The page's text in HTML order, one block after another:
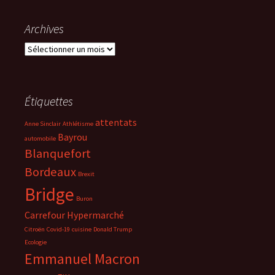
Archives
Archives
Étiquettes
Anne Sinclair Athlétisme attentats
automobile Bayrou
Blanquefort
Bordeaux Brexit
Bridge Buron
Carrefour Hypermarché
Citroën Covid-19 cuisine Donald Trump
Ecologie
Emmanuel Macron